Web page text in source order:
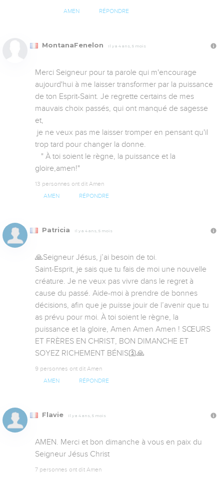
AMEN RÉPONDRE
MontanaFenelon Il y a 4 ans, 5 mois
Merci Seigneur pour ta parole qui m'encourage
aujourd'hui à me laisser transformer par la puissance
de ton Esprit-Saint. Je regrette certains de mes
mauvais choix passés, qui ont manqué de sagesse
et,
trop tard pour changer la donne.
gloire,amen!"
13 personnes ont dit Amen
AMEN RÉPONDRE
Patricia Il y a 4 ans, 5 mois
🙏Seigneur Jésus, j’ai besoin de toi.
Saint-Esprit, je sais que tu fais de moi une nouvelle
créature. Je ne veux pas vivre dans le regret à
cause du passé. Aide-moi à prendre de bonnes
décisions, afin que je puisse jouir de l’avenir que tu
as prévu pour moi. À toi soient le règne, la
puissance et la gloire, Amen Amen Amen ! SŒURS
ET FRÈRES EN CHRIST, BON DIMANCHE ET
SOYEZ RICHEMENT BÉNIS🛐🙏
9 personnes ont dit Amen
AMEN RÉPONDRE
Flavie Il y a 4 ans, 5 mois
AMEN. Merci et bon dimanche à vous en paix du
Seigneur Jésus Christ
7 personnes ont dit Amen